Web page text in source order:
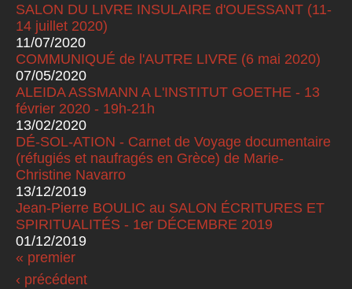
SALON DU LIVRE INSULAIRE d'OUESSANT (11-
14 juillet 2020)
11/07/2020
COMMUNIQUÉ de l'AUTRE LIVRE (6 mai 2020)
07/05/2020
ALEIDA ASSMANN A L'INSTITUT GOETHE - 13
février 2020 - 19h-21h
13/02/2020
DÉ-SOL-ATION - Carnet de Voyage documentaire
(réfugiés et naufragés en Grèce) de Marie-
Christine Navarro
13/12/2019
Jean-Pierre BOULIC au SALON ÉCRITURES ET
SPIRITUALITÉS - 1er DÉCEMBRE 2019
01/12/2019
Pages
« premier
‹ précédent